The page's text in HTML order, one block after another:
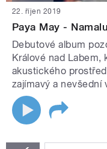
22. říjen 2019
Paya May -
Debutové album
Králové nad Labem,
akustického
zajímavý a nevšední